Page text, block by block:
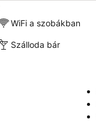
WiFi a szobákban
Szálloda bár